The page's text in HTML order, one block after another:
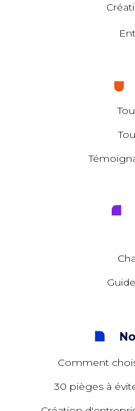
Comment
30 pièges à